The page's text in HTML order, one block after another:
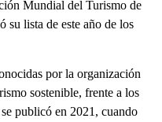
Mundial del Turismo de
lista de este año de los
por la organización
sostenible, frente a los
publicó en 2021, cuando